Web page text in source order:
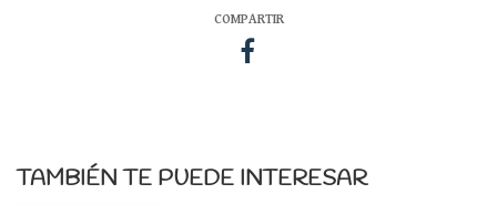
COMPARTIR
TAMBIÉN TE PUEDE INTERESAR